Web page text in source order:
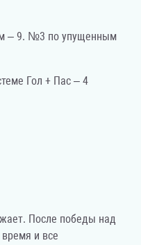
– 9. №3 по упущенным
Гол + Пас – 4
После победы над
и все